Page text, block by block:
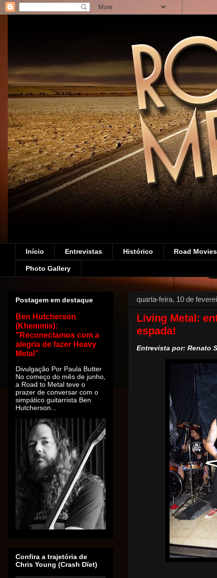
Início Entrevistas Histórico Road
Photo Gallery
quarta-feira, 10 de
Living Metal:
espada!
Entrevista por: Renato
Postagem em destaque
Ben Hutcherson
(Khemmis):
"Reconectamos com a
alegria de fazer Heavy
Metal”
Divulgação Por Paula Butter
No começo do mês de junho,
a Road to Metal teve o
prazer de conversar com o
simpático guitarrista Ben
Hutcherson...
Confira a trajetória de
Chris Young (Crash Dïet)